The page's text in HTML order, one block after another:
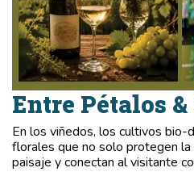
Entre Pétalos &
En los viñedos, los cultivos bio-
florales que no solo protegen la
paisaje y conectan al visitante